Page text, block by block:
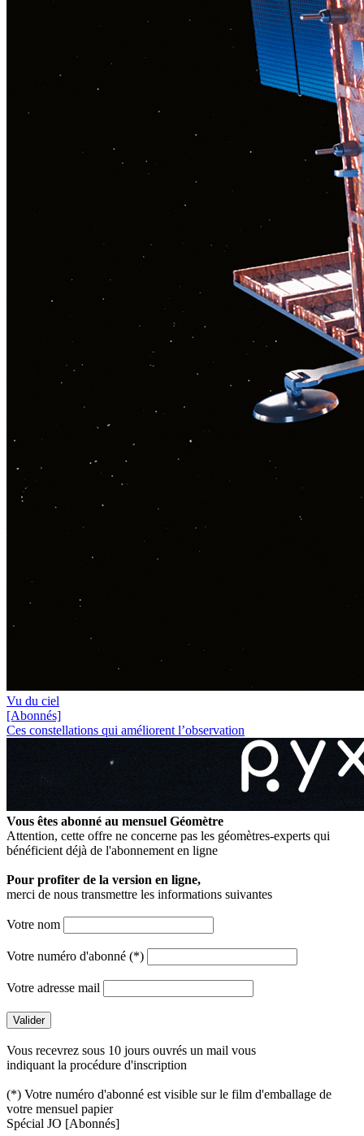
Vu du ciel
[Abonnés]
Ces constellations qui améliorent l’observation
Vous êtes abonné au mensuel Géomètre
Attention, cette offre ne concerne pas les géomètres-experts qui
bénéficient déjà de l'abonnement en ligne
Pour profiter de la version en ligne,
merci de nous transmettre les informations suivantes
Votre nom
Votre numéro d'abonné (*)
Votre adresse mail
Vous recevrez sous 10 jours ouvrés un mail vous
indiquant la procédure d'inscription
(*) Votre numéro d'abonné est visible sur le film d'emballage de
votre mensuel papier
Spécial JO [Abonnés]